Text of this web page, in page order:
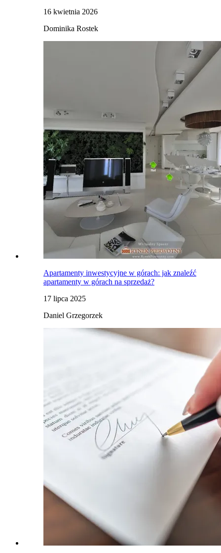
16 kwietnia 2026
Dominika Rostek
Apartamenty inwestycyjne w górach: jak znaleźć
apartamenty w górach na sprzedaż?
17 lipca 2025
Daniel Grzegorzek